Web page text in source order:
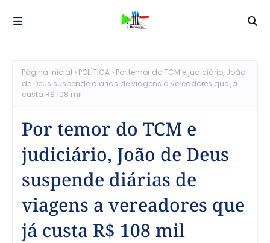
Página inicial POLÍTICA
Por temor do TCM e judiciário, João
de Deus suspende diárias de viagens a vereadores que já
custa R$ 108 mil
Por temor do TCM e
judiciário, João de Deus
suspende diárias de
viagens a vereadores que
já custa R$ 108 mil